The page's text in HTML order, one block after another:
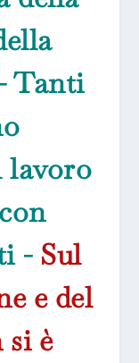
Tanti
lavoro
- Sul
e del
è